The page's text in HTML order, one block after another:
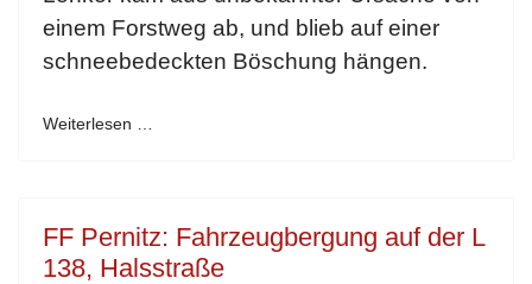
einem Forstweg ab, und blieb auf einer
schneebedeckten Böschung hängen.
Weiterlesen …
FF Pernitz: Fahrzeugbergung auf der L
138, Halsstraße